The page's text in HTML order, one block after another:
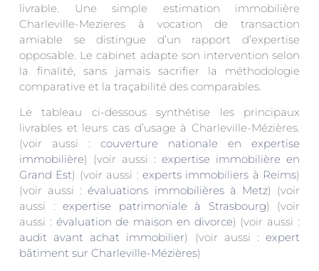
livrable. Une simple estimation immobilière
Charleville-Mezieres à vocation de transaction
amiable se distingue d’un rapport d’expertise
opposable. Le cabinet adapte son intervention selon
la finalité, sans jamais sacrifier la méthodologie
comparative et la traçabilité des comparables.
Le tableau ci-dessous synthétise les principaux
livrables et leurs cas d’usage à Charleville-Mézières.
(voir aussi : couverture nationale en expertise
immobilière) (voir aussi : expertise immobilière en
Grand Est) (voir aussi : experts immobiliers à Reims)
(voir aussi :évaluations immobilières à Metz) (voir
aussi : expertise patrimoniale à Strasbourg) (voir
aussi : évaluation de maison en divorce) (voir aussi :
audit avant achat immobilier) (voir aussi :expert
bâtiment sur Charleville-Mézières)